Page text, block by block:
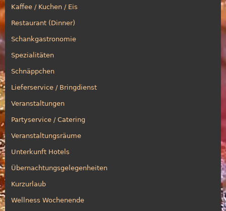
Kaffee / Kuchen / Eis
Restaurant (Dinner)
Schankgastronomie
Spezialitäten
Schnäppchen
Lieferservice / Bringdienst
Veranstaltungen
Partyservice / Catering
Veranstaltungsräume
Unterkunft Hotels
Übernachtungsgelegenheiten
Kurzurlaub
Wellness Wochenende